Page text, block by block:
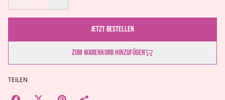
Jetzt bestellen
Zum Warenkorb hinzufügen
TEILEN